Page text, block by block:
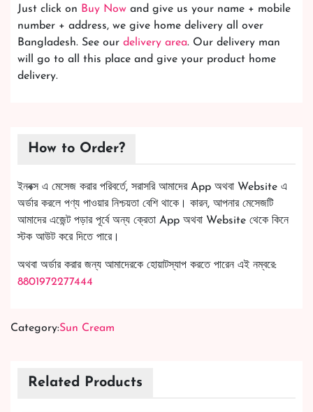
Just click on Buy Now and give us your name + mobile
number + address, we give home delivery all over
Bangladesh. See our delivery area. Our delivery man
will go to all this place and give your product home
delivery.
How to Order?
ইনবক্স এ মেসেজ করার পরিবর্তে, সরাসরি আমাদের App অথবা Website এ
অর্ডার করলে পণ্য পাওয়ার নিশ্চয়তা বেশি থাকে। কারন, আপনার মেসেজটি
আমাদের এজেন্ট পড়ার পূর্বে অন্য ক্রেতা App অথবা Website থেকে কিনে
স্টক আউট করে দিতে পারে।
অথবা অর্ডার করার জন্য আমাদেরকে হোয়াটস্যাপ করতে পারেন এই নম্বরে:
8801972277444
Category:Sun Cream
Related Products